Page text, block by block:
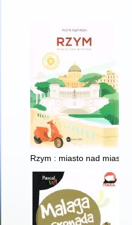
Rzym : miasto nad miastami